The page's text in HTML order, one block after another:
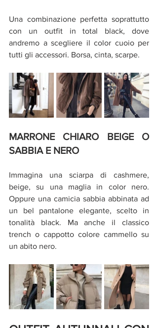
Una combinazione perfetta soprattutto
con un outfit in total black, dove
andremo a scegliere il color cuoio per
tutti gli accessori. Borsa, cinta, scarpe.
MARRONE CHIARO BEIGE O
SABBIA E NERO
Immagina una sciarpa di cashmere,
beige, su una maglia in color nero.
Oppure una camicia sabbia abbinata ad
un bel pantalone elegante, scelto in
tonalità black. Ma anche il classico
trench o cappotto colore cammello su
un abito nero.